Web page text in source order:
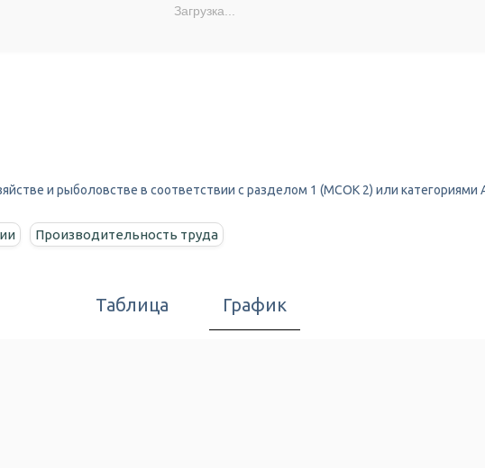
Загрузка...
и рыболовстве в соответствии с разделом 1 (МСОК 2) или
Производительность труда
Таблица График